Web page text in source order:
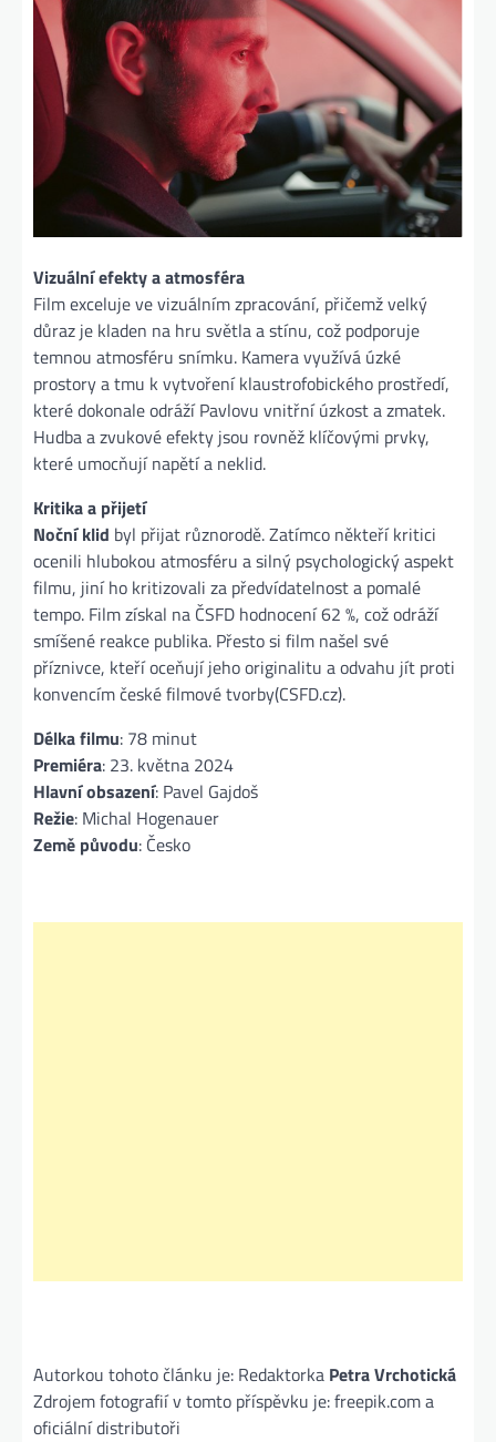
Vizuální efekty a atmosféra
Film exceluje ve vizuálním zpracování, přičemž velký
důraz je kladen na hru světla a stínu, což podporuje
temnou atmosféru snímku. Kamera využívá úzké
prostory a tmu k vytvoření klaustrofobického prostředí,
které dokonale odráží Pavlovu vnitřní úzkost a zmatek.
Hudba a zvukové efekty jsou rovněž klíčovými prvky,
které umocňují napětí a neklid.
Kritika a přijetí
Noční klid byl přijat různorodě. Zatímco někteří kritici
ocenili hlubokou atmosféru a silný psychologický aspekt
filmu, jiní ho kritizovali za předvídatelnost a pomalé
tempo. Film získal na ČSFD hodnocení 62 %, což odráží
smíšené reakce publika. Přesto si film našel své
příznivce, kteří oceňují jeho originalitu a odvahu jít proti
konvencím české filmové tvorby​(CSFD.cz).
Délka filmu: 78 minut
Premiéra: 23. května 2024
Hlavní obsazení: Pavel Gajdoš
Režie: Michal Hogenauer
Země původu: Česko
Autorkou tohoto článku je: Redaktorka Petra Vrchotická
Zdrojem fotografií v tomto příspěvku je: freepik.com a
oficiální distributoři